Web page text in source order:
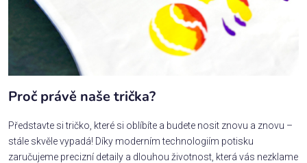
Proč právě naše trička?
Představte si tričko, které si oblíbíte a budete nosit znovu a znovu –
stále skvěle vypadá! Díky moderním technologiím potisku
zaručujeme precizní detaily a dlouhou životnost, která vás nezklame